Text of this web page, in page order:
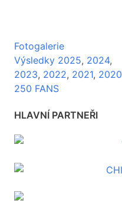
Fotogalerie
Výsledky 2025, 2024,
2023, 2022, 2021, 2020
250 FANS
HLAVNÍ PARTNEŘI